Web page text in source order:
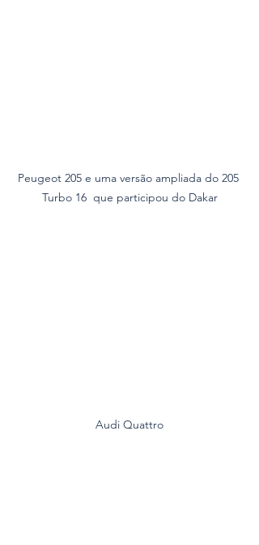
Peugeot 205 e uma versão ampliada do 205
Turbo 16  que participou do Dakar
Audi Quattro